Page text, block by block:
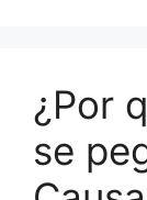
¿Por
se